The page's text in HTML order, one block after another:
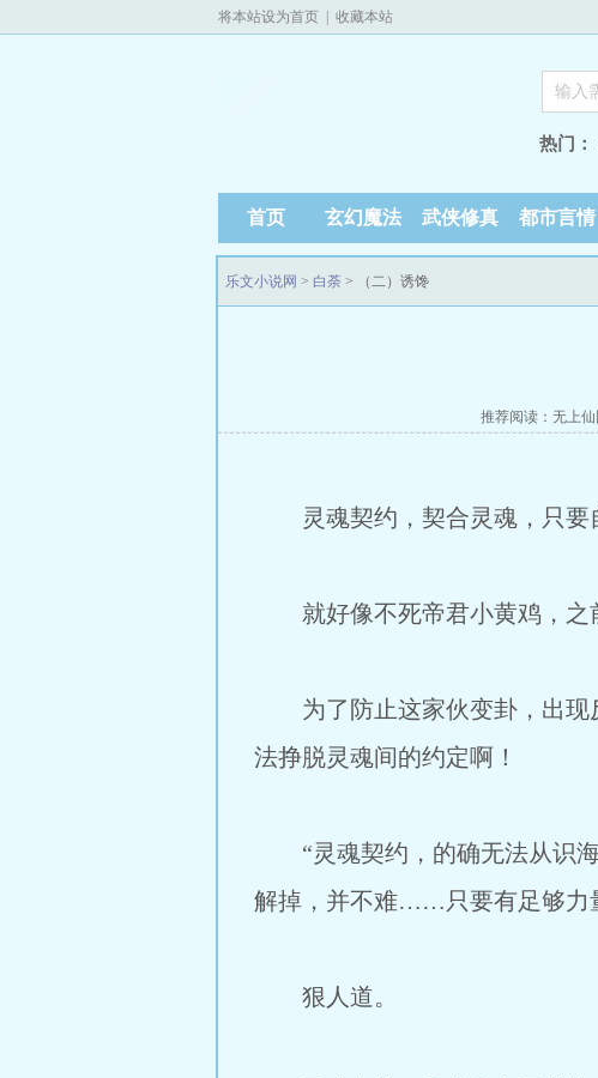
将本站设为首页 收藏本站
热门：
首页 玄幻魔法 武侠修真 都市言情
乐文小说网 > 白荼 > （二）诱馋
推荐阅读： 无上仙
灵魂契约，契合灵魂，只要
就好像不死帝君小黄鸡，之
为了防止这家伙变卦，出现
法挣脱灵魂间的约定啊！
“灵魂契约，的确无法从识海
解掉，并不难……只要有足够力
狠人道。